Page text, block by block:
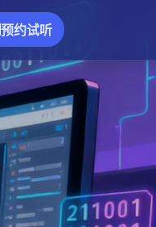
预约试听